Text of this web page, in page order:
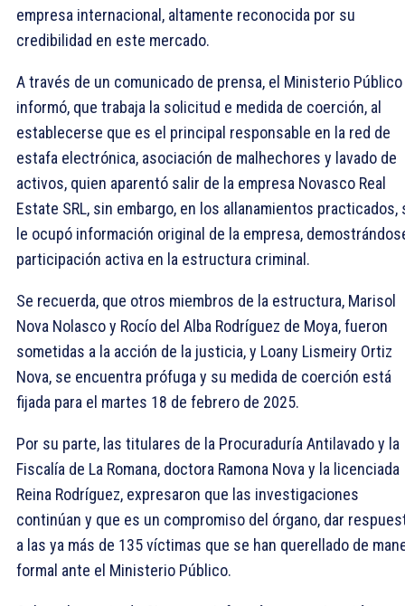
empresa internacional, altamente reconocida por su
credibilidad en este mercado.
A través de un comunicado de prensa, el Ministerio Público
informó, que trabaja la solicitud e medida de coerción, al
establecerse que es el principal responsable en la red de
estafa electrónica, asociación de malhechores y lavado de
activos, quien aparentó salir de la empresa Novasco Real
Estate SRL, sin embargo, en los allanamientos practicados,
le ocupó información original de la empresa,
participación activa en la estructura criminal.
Se recuerda, que otros miembros de la estructura, Marisol
Nova Nolasco y Rocío del Alba Rodríguez de Moya, fueron
sometidas a la acción de la justicia, y Loany Lismeiry Ortiz
Nova, se encuentra prófuga y su medida de coerción está
fijada para el martes 18 de febrero de 2025.
Por su parte, las titulares de la Procuraduría Antilavado y la
Fiscalía de La Romana, doctora Ramona Nova y la licenciada
Reina Rodríguez, expresaron que las investigaciones
continúan y que es un compromiso del órgano, dar
a las ya más de 135 víctimas que se han querellado de
formal ante el Ministerio Público.